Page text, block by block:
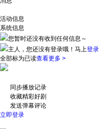
活动信息
系统信息
您暂时还没有收到任何信息～
主人，您还没有登录哦！ 马上登录
全部标为已读查看更多 >
同步播放记录
收藏精彩好剧
发送弹幕评论
立即登录